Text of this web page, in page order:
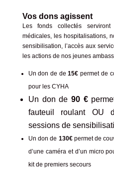
Vos dons agissent
Les fonds collectés
médicales, les hospitalisations,
sensibilisation, l’accès aux
les actions de nos jeunes
Un don de de15€ permet de
pour les CYHA
Un don de 90 €
fauteuil roulant OU
sessions de
Un don de 130€permet de
d’une caméra et d’un micro
kit de premiers secours